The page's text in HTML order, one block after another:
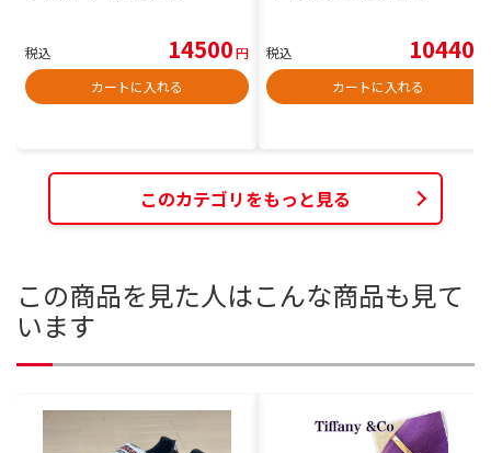
税込 14500円
カートに入れる
税込 10440
カートに入れる
このカテゴリをもっと見る
この商品を見た人はこんな商品も見て
います